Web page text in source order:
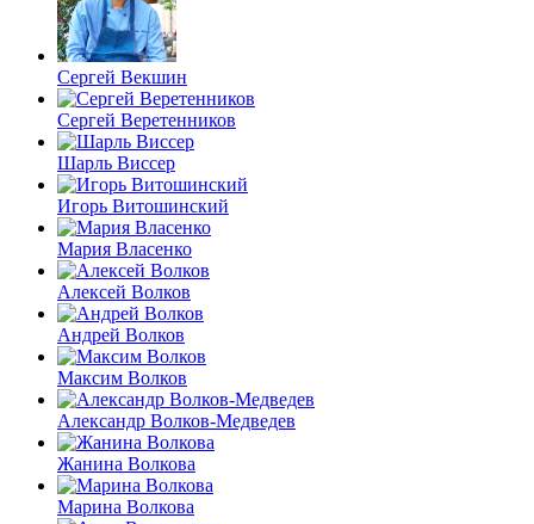
Сергей Векшин
Сергей Веретенников
Шарль Виссер
Игорь Витошинский
Мария Власенко
Алексей Волков
Андрей Волков
Максим Волков
Александр Волков-Медведев
Жанина Волкова
Марина Волкова